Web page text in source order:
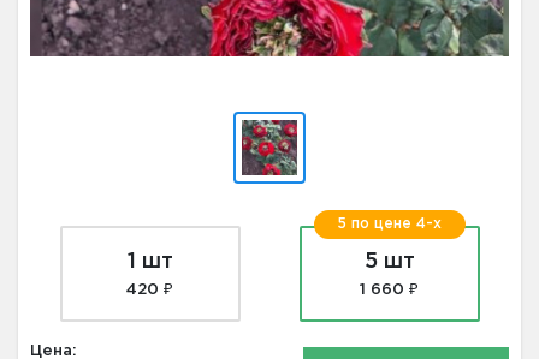
1 шт
420 ₽
5 по цене 4-х
5 шт
1 660 ₽
Цена: